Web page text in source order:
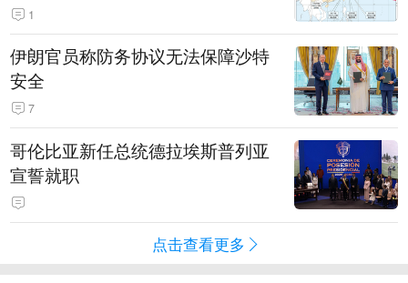
1
伊朗官员称防务协议无法保障沙特
安全
7
哥伦比亚新任总统德拉埃斯普列亚
宣誓就职
点击查看更多